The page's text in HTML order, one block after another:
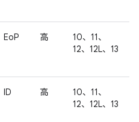
EoP 高
10、11、
12、12L、13
ID 高
10、11、
12、12L、13